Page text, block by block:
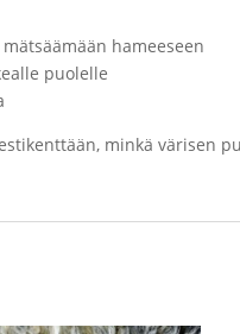
hameeseen
puolelle
minkä värisen